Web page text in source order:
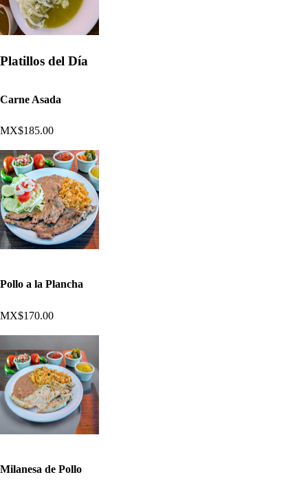
Platillos del Día
Carne Asada
MX$185.00
Pollo a la Plancha
MX$170.00
Milanesa de Pollo